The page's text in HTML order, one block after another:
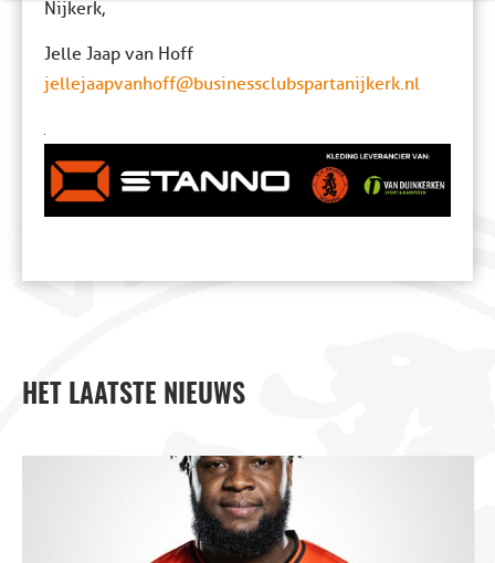
Nijkerk,
Jelle Jaap van Hoff
jellejaapvanhoff@businessclubspartanijkerk.nl
HET LAATSTE NIEUWS